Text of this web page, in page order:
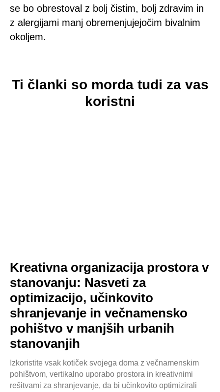
se bo obrestoval z bolj čistim, bolj zdravim in
z alergijami manj obremenjujejočim bivalnim
okoljem.
Ti članki so morda tudi za vas
koristni
Kreativna organizacija prostora v
stanovanju: Nasveti za
optimizacijo, učinkovito
shranjevanje in večnamensko
pohištvo v manjših urbanih
stanovanjih
Izkoristite vsak kotiček svojega doma z večnamenskim
pohištvom, vertikalno uporabo prostora in kreativnimi
rešitvami za shranjevanje, da bi učinkovito optimizirali